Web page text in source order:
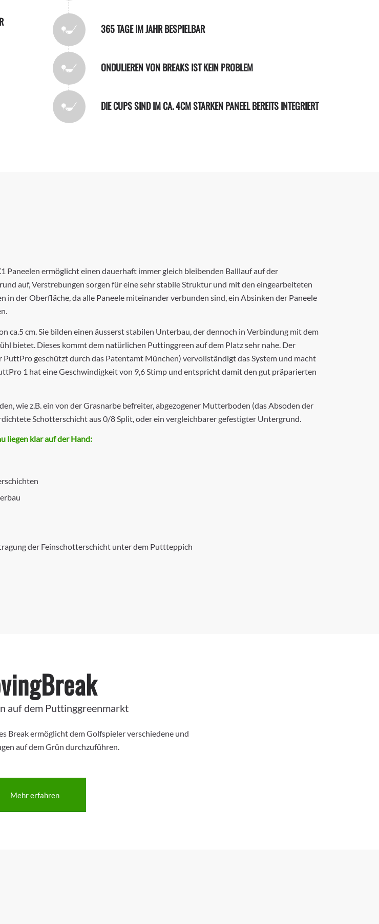
365 TAGE IM JAHR BESPIELBAR
ONDULIEREN VON BREAKS IST KEIN PROBLEM
DIE CUPS SIND IM CA. 4CM STARKEN PANEEL BEREITS INTEGRIERT
ermöglicht einen dauerhaft immer gleich bleibenden Balllauf auf der
auf, Verstrebungen sorgen für eine sehr stabile Struktur und mit den eingearbeiteten
der Oberfläche, da alle Paneele miteinander verbunden sind, ein Absinken der Paneele
ca.5 cm. Sie bilden einen äusserst stabilen Unterbau, der dennoch in Verbindung mit dem
bietet. Dieses kommt dem natürlichen Puttinggreen auf dem Platz sehr nahe. Der
geschützt durch das Patentamt München) vervollständigt das System und macht
1 hat eine Geschwindigkeit von 9,6 Stimp und entspricht damit den gut präparierten
wie z.B. ein von der Grasnarbe befreiter, abgezogener Mutterboden (das Absoden der
Schotterschicht aus 0/8 Split, oder ein vergleichbarer gefestigter Untergrund.
liegen klar auf der Hand:
der Feinschotterschicht unter dem Puttteppich
auf dem Puttinggreenmarkt
Break ermöglicht dem Golfspieler verschiedene und
auf dem Grün durchzuführen.
Mehr erfahren